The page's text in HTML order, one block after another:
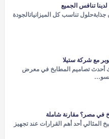
تنافس الجميع
تناسب كل الميزانياتالجودة
مع شركة ستيلا
أحدث تصاميم المطابخ في معرض
تسو…
في مصر؟ مقارنة شاملة
المثالي أحد أهم القرارات عند تجهيز